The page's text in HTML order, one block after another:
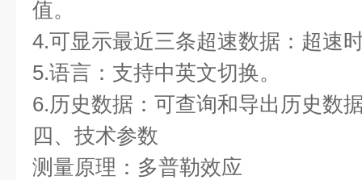
值。
4.可显示最近三条超速数据：超速
5.语言：支持中英文切换。
6.历史数据：可查询和导出历史数
四、技术参数
测量原理：多普勒效应